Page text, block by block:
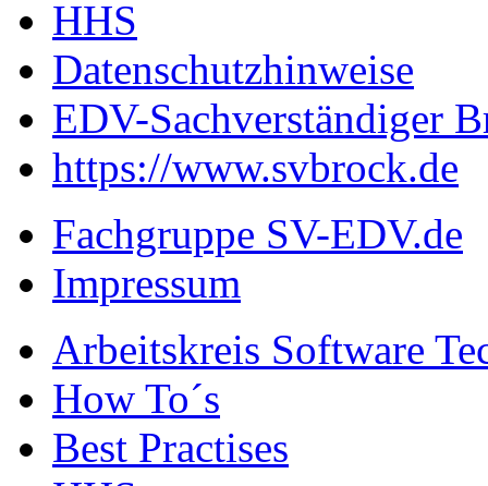
HHS
Datenschutzhinweise
EDV-Sachverständiger
https://www.svbrock.de
Fachgruppe SV-EDV.de
Impressum
Arbeitskreis Software
How To´s
Best Practises